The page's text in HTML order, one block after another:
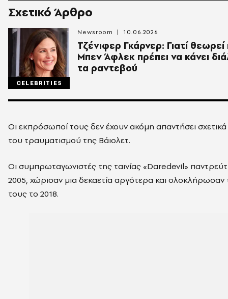
Σχετικό Άρθρο
CELEBRITIES
Τζένιφερ Γκάρνερ: Γιατί
Μπεν Άφλεκ πρέπει να κάνει
τα ραντεβού
Newsroom 10.06.2026
Οι εκπρόσωποί τους δεν έχουν ακόμη απαντήσει
του τραυματισμού της Βάιολετ.
Οι συμπρωταγωνιστές της ταινίας «Daredevil»
2005, χώρισαν μια δεκαετία αργότερα και ολοκλήρωσαν
τους το 2018.